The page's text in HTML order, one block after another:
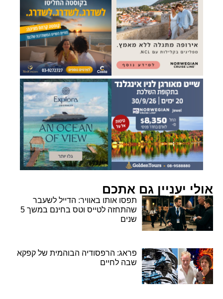
אולי יעניין גם אתכם
תפסו אותו באוויר: הדייל לשעבר
שהתחזה לטייס וטס בחינם במשך 5
שנים
פראג: הרפסודיה הבוהמית של קפקא
שבה לחיים